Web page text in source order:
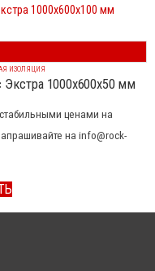
ИЗОЛЯЦИЯ
Экстра 1000x600x50 мм
ценами на
на info@rock-